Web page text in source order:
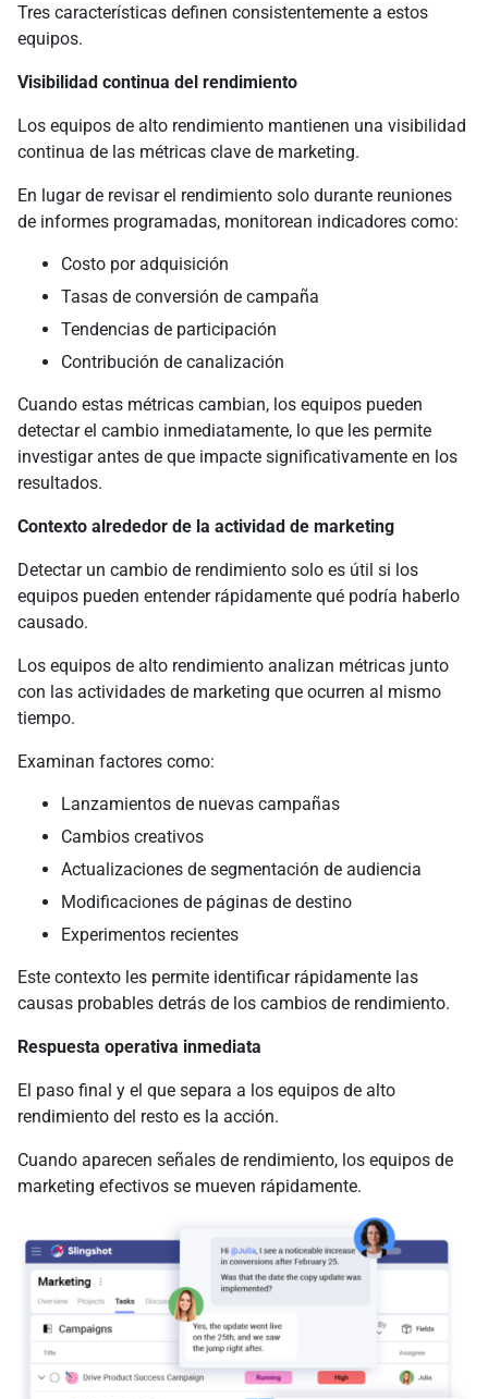
Tres características definen consistentemente a estos
equipos.
Visibilidad continua del rendimiento
Los equipos de alto rendimiento mantienen una visibilidad
continua de las métricas clave de marketing.
En lugar de revisar el rendimiento solo durante reuniones
de informes programadas, monitorean indicadores como:
Costo por adquisición
Tasas de conversión de campaña
Tendencias de participación
Contribución de canalización
Cuando estas métricas cambian, los equipos pueden
detectar el cambio inmediatamente, lo que les permite
investigar antes de que impacte significativamente en los
resultados.
Contexto alrededor de la actividad de marketing
Detectar un cambio de rendimiento solo es útil si los
equipos pueden entender rápidamente qué podría haberlo
causado.
Los equipos de alto rendimiento analizan métricas junto
con las actividades de marketing que ocurren al mismo
tiempo.
Examinan factores como:
Lanzamientos de nuevas campañas
Cambios creativos
Actualizaciones de segmentación de audiencia
Modificaciones de páginas de destino
Experimentos recientes
Este contexto les permite identificar rápidamente las
causas probables detrás de los cambios de rendimiento.
Respuesta operativa inmediata
El paso final y el que separa a los equipos de alto
rendimiento del resto es la acción.
Cuando aparecen señales de rendimiento, los equipos de
marketing efectivos se mueven rápidamente.